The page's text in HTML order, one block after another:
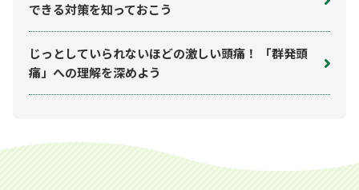
できる対策を知っておこう
じっとしていられないほどの激しい頭痛！ 「群発頭
痛」への理解を深めよう